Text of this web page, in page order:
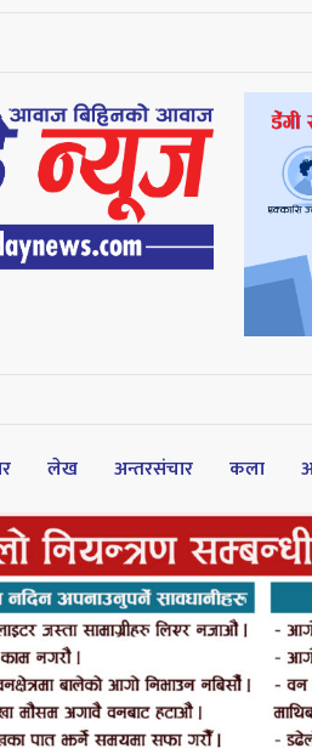
लेख अन्तरसंचार कला